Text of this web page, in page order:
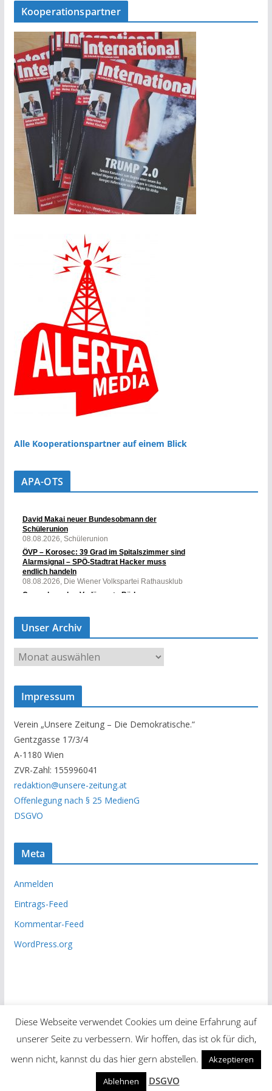
Kooperationspartner
Alle Kooperationspartner auf einem Blick
APA-OTS
Unser Archiv
U
n
s
A
r
c
h
i
v
Impressum
Verein „Unsere Zeitung – Die Demokratische.“
Gentzgasse 17/3/4
A-1180 Wien
ZVR-Zahl: 155996041
redaktion@unsere-zeitung.at
Offenlegung nach § 25 MedienG
DSGVO
Meta
Anmelden
Eintrags-Feed
Kommentar-Feed
WordPress.org
Copyright © 2026 Unsere Zeitung
. Alle Rechte vorbehalten.
ColorMagvon ThemeGrill. Präsentiert von
WordPress.
Diese Webseite verwendet Cookies um deine Erfahrung auf
unserer Seite zu verbessern. Wir hoffen, das ist ok für dich,
wenn nicht, kannst du das hier gern abstellen.
Akzeptieren
Ablehnen
DSGVO